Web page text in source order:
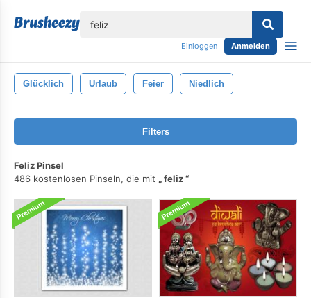
Einloggen Anmelden
Glücklich Urlaub Feier Niedlich
Filters
Feliz Pinsel
486 kostenlosen Pinseln, die mit
feliz